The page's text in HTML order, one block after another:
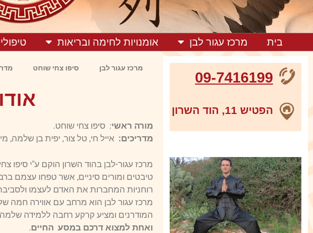
בית מרכז עגור לבן אומנויות לחימה ובריאות
09-7416199
הפטיש 11, הוד השרון
מרכז עגור לבן סיפו צחי שוחט
מורה ראשי: סיפו צחי שוחט.
מדריכים: אייל חי, טל צור, יפית בן שלמה,
טיבטים ומורים סיניים, אשר טפחו עצמם
רוחניות המחברות את האדם לעצמו
מרכז עגור לבן הוא מרחב עם אווירה חמה
המודרנים ומציע קרקע רחבה ללמידה שלמה
ואחת למצוא דרכם במסע החיים.